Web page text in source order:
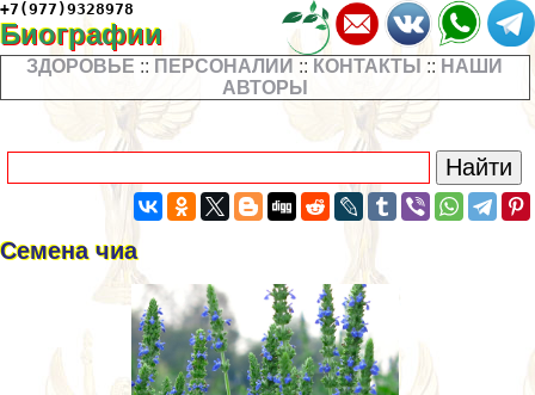
+7(977)9328978
Биографии
ЗДОРОВЬЕ :: ПЕРСОНАЛИИ :: КОНТАКТЫ :: НАШИ
АВТОРЫ
Семена чиа